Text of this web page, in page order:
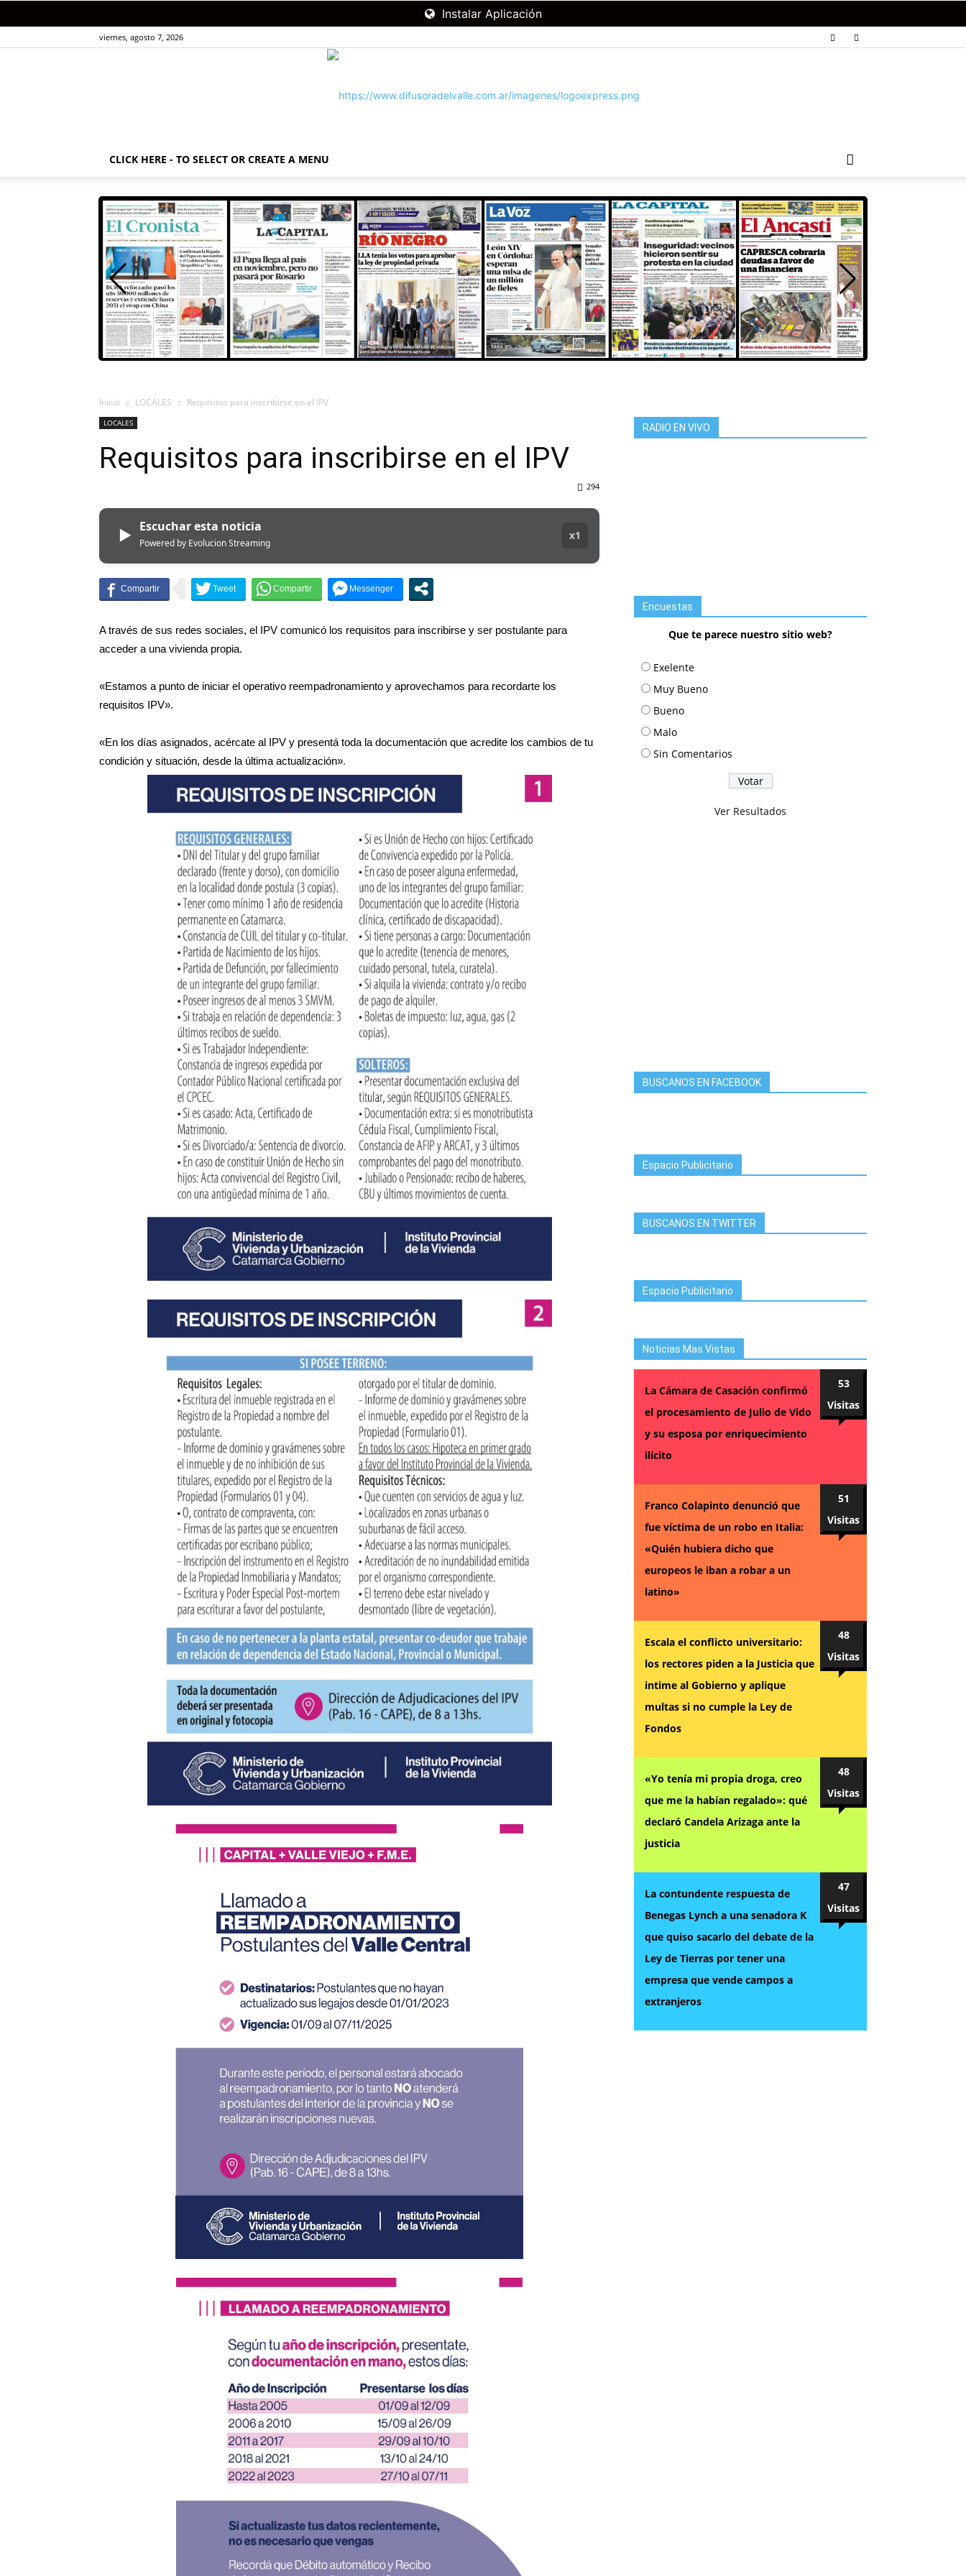
Instalar Aplicación
viernes, agosto 7, 2026
DIFUSORA
VALLE
CLICK HERE - TO SELECT OR CREATE A MENU
Inicio LOCALES Requisitos para inscribirse en el IPV
LOCALES
Requisitos para inscribirse en el IPV
294
▶ Escuchar esta noticia
Powered by Evolucion Streaming
x1
A través de sus redes sociales, el IPV comunicó los requisitos para inscribirse y ser postulante para
acceder a una vivienda propia.
«Estamos a punto de iniciar el operativo reempadronamiento y aprovechamos para recordarte los
requisitos IPV».
«En los días asignados, acércate al IPV y presentá toda la documentación que acredite los cambios de tu
condición y situación, desde la última actualización».
RADIO EN VIVO
Encuestas
Que te parece nuestro sitio web?
Exelente
Muy Bueno
Bueno
Malo
Sin Comentarios
Ver Resultados
BUSCANOS EN FACEBOOK
Espacio Publicitario
BUSCANOS EN TWITTER
Espacio Publicitario
Noticias Mas Vistas
La Cámara de Casación confirmó
el procesamiento de Julio de Vido
y su esposa por enriquecimiento
ilícito
53
Visitas
Franco Colapinto denunció que
fue víctima de un robo en Italia:
«Quién hubiera dicho que
europeos le iban a robar a un
latino»
51
Visitas
Escala el conflicto universitario:
los rectores piden a la Justicia que
intime al Gobierno y aplique
multas si no cumple la Ley de
Fondos
48
Visitas
«Yo tenía mi propia droga, creo
que me la habían regalado»: qué
declaró Candela Arizaga ante la
justicia
48
Visitas
La contundente respuesta de
Benegas Lynch a una senadora K
que quiso sacarlo del debate de la
Ley de Tierras por tener una
empresa que vende campos a
extranjeros
47
Visitas